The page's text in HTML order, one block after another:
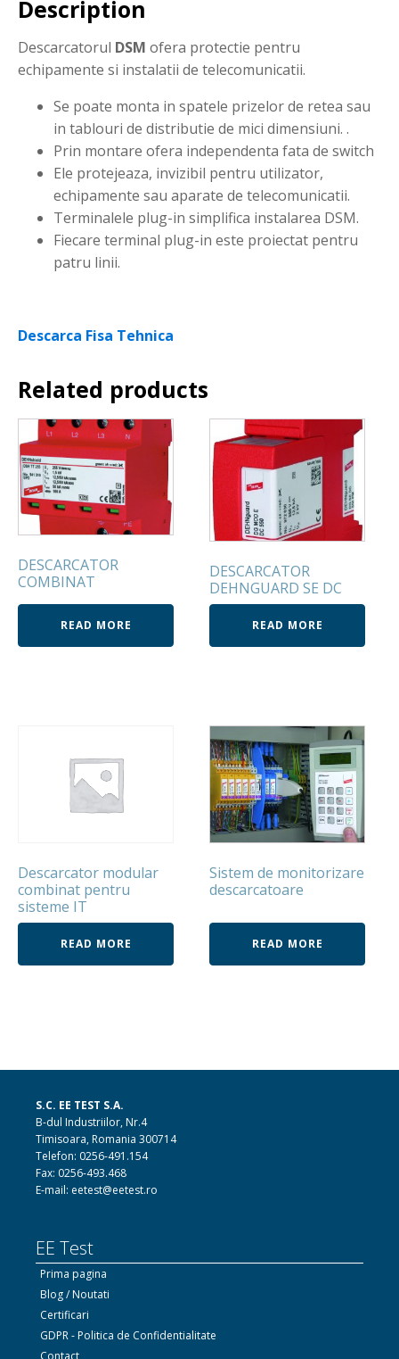
Description
Descarcatorul DSM ofera protectie pentru
echipamente si instalatii de telecomunicatii.
Se poate monta in spatele prizelor de retea sau
in tablouri de distributie de mici dimensiuni. .
Prin montare ofera independenta fata de switch
Ele protejeaza, invizibil pentru utilizator,
echipamente sau aparate de telecomunicatii.
Terminalele plug-in simplifica instalarea DSM.
Fiecare terminal plug-in este proiectat pentru
patru linii.
Descarca Fisa Tehnica
Related products
DESCARCATOR
COMBINAT
READ MORE
DESCARCATOR
DEHNGUARD SE DC
READ MORE
Descarcator modular
combinat pentru
sisteme IT
READ MORE
Sistem de monitorizare
descarcatoare
READ MORE
S.C. EE TEST S.A.
B-dul Industriilor, Nr.4
Timisoara, Romania 300714
Telefon: 0256-491.154
Fax: 0256-493.468
E-mail: eetest@eetest.ro
EE Test
Prima pagina
Blog / Noutati
Certificari
GDPR - Politica de Confidentialitate